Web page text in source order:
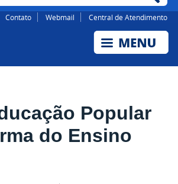
Contato Webmail Central de Atendimento
Popular
do Ensino